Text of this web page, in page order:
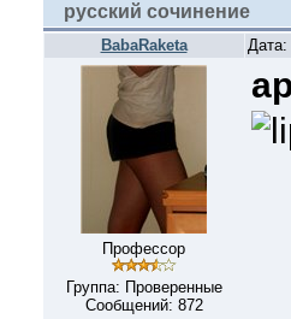
русский сочинение
BabaRaketa Дата:
Профессор
Группа: Проверенные
Сообщений: 872